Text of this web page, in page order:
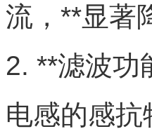
流，**显著
2. **滤波功
电感的感